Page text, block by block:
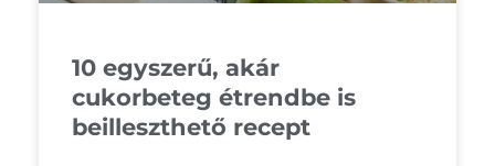
10 egyszerű, akár
cukorbeteg étrendbe is
beilleszthető recept